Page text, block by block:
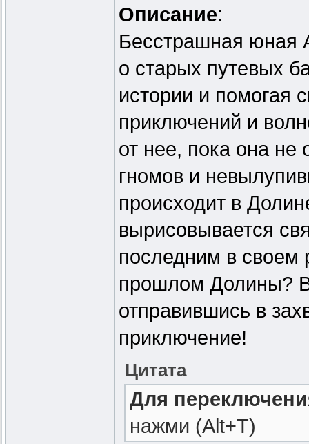
Описание:
Бесстрашная юная
о старых путевых
истории и помогая
приключений и
от нее, пока она не
гномов и
происходит в
вырисовывается
последним в своем
прошлом Долины?
отправившись в
приключение!
Цитата
Для
нажми (Alt+T)